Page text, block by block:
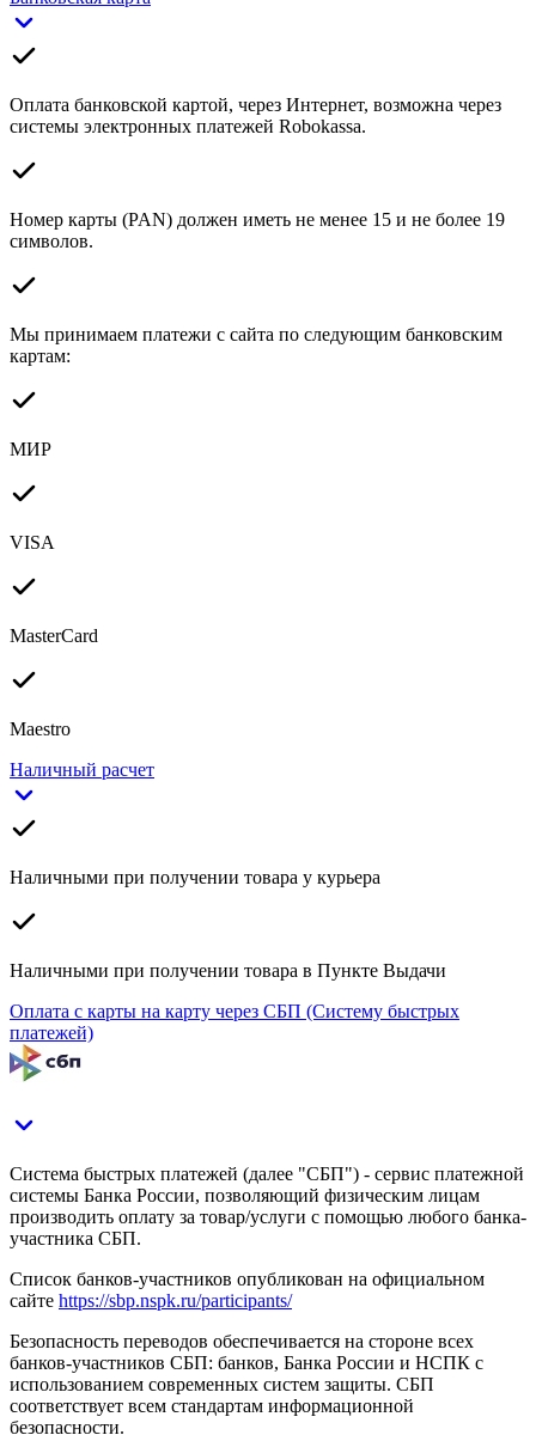
Оплата банковской картой, через Интернет, возможна через
системы электронных платежей Robokassa.
Номер карты (PAN) должен иметь не менее 15 и не более 19
символов.
Мы принимаем платежи с сайта по следующим банковским
картам:
МИР
VISA
MasterCard
Maestro
Наличный расчет
Наличными при получении товара у курьера
Наличными при получении товара в Пункте Выдачи
Оплата с карты на карту через СБП (Систему быстрых
платежей)
Система быстрых платежей (далее "СБП") - сервис платежной
системы Банка России, позволяющий физическим лицам
производить оплату за товар/услуги с помощью любого банка-
участника СБП.
Список банков-участников опубликован на официальном
сайте https://sbp.nspk.ru/participants/
Безопасность переводов обеспечивается на стороне всех
банков-участников СБП: банков, Банка России и НСПК с
использованием современных систем защиты. СБП
соответствует всем стандартам информационной
безопасности.